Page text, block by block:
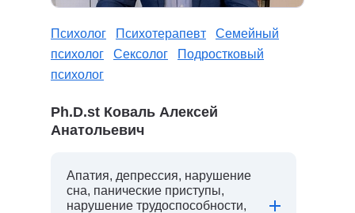
Психолог Психотерапевт
Семейный
психолог
Сексолог
Подростковый
психолог
Ph.D.st Коваль Алексей
Анатольевич
Апатия, депрессия, нарушение
сна, панические приступы,
нарушение трудоспособности,